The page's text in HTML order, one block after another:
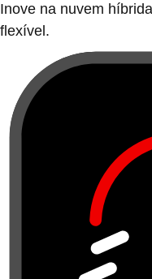
Inove na nuvem
flexível.